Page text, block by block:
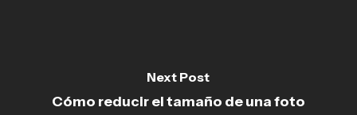
Next Post
Cómo reducir el tamaño de una foto